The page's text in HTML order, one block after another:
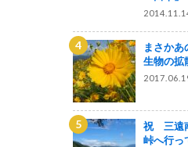
まさか
生物の拡
祝 三遠
峠へ行っ